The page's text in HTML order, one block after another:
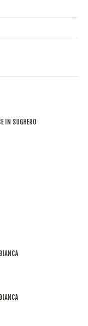
IN SUGHERO